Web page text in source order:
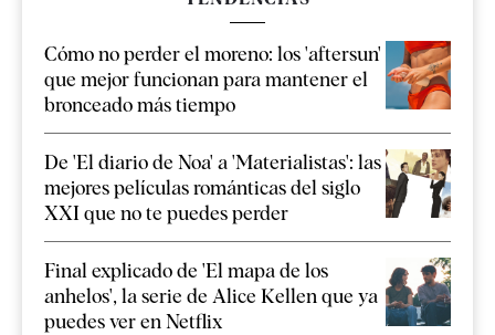
Cómo no perder el moreno: los 'aftersun'
que mejor funcionan para mantener el
bronceado más tiempo
De 'El diario de Noa' a 'Materialistas': las
mejores películas románticas del siglo
XXI que no te puedes perder
Final explicado de 'El mapa de los
anhelos', la serie de Alice Kellen que ya
puedes ver en Netflix